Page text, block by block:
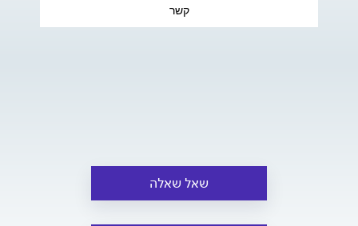
קשר
שאל שאלה